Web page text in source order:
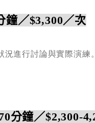
鐘／$3,300／次
進行討論與實際演練。
分鐘／$2,300-